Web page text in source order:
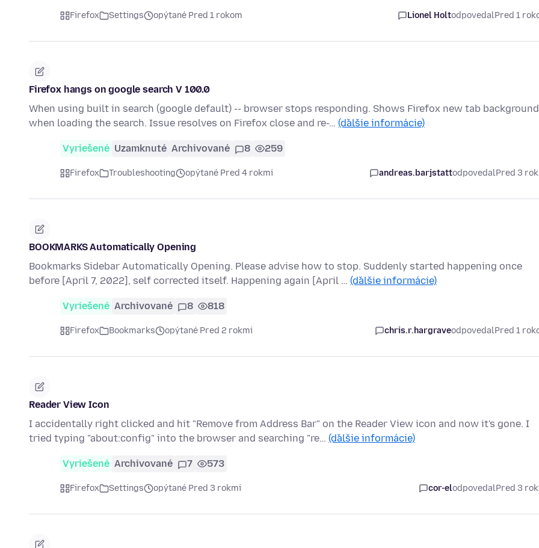
Firefox Settings opýtané Pred 1 rokom Lionel HoltodpovedalPred 1
Firefox hangs on google search V 100.0
When using built in search (google default) -- browser stops responding. Shows Firefox new tab background
when loading the search. Issue resolves on Firefox close and re-… (ďalšie informácie)
Vyriešené Uzamknuté Archivované 8 259
Firefox Troubleshooting opýtané Pred 4 rokmi andreas.barjstattodpovedalPred 3
BOOKMARKS Automatically Opening
Bookmarks Sidebar Automatically Opening. Please advise how to stop. Suddenly started happening once
before [April 7, 2022], self corrected itself. Happening again [April … (ďalšie informácie)
Vyriešené Archivované 8 818
Firefox Bookmarks opýtané Pred 2 rokmi chris.r.hargraveodpovedalPred 1
Reader View Icon
I accidentally right clicked and hit "Remove from Address Bar" on the Reader View icon and now it's gone. I
tried typing "about:config" into the browser and searching "re… (ďalšie informácie)
Vyriešené Archivované 7 573
Firefox Settings opýtané Pred 3 rokmi cor-elodpovedalPred 3